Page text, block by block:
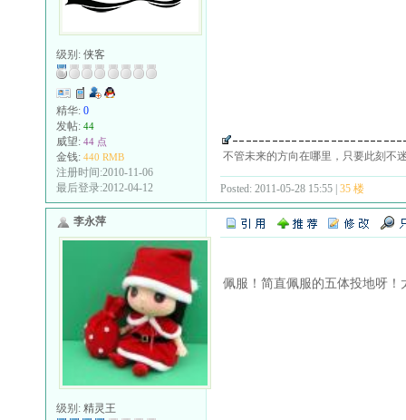
级别: 侠客
精华: 0
发帖: 44
威望: 44 点
金钱: 440 RMB
注册时间:2010-11-06
最后登录:2012-04-12
不管未来的方向在哪里，只要此刻不
Posted: 2011-05-28 15:55 | 35 楼
李永萍
级别: 精灵王
佩服！简直佩服的五体投地呀